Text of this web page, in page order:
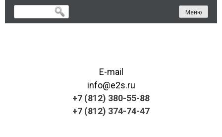
Skip
Меню
E-mail
info@e2s.ru
+7 (812) 380-55-88
+7 (812) 374-74-47